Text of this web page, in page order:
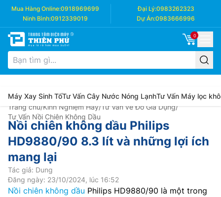
Mua Hàng Online:0918969699 Đại Lý:0983262323
Ninh Bình:0912339019 Dự Án:0983666996
0
Máy Xay Sinh TốTư Vấn Cây Nước Nóng LạnhTư Vấn Máy lọc
Trang chủ/Kinh Nghiệm Hay/Tư Vấn về Đồ Gia Dụng/
Tư Vấn Nồi Chiên Không Dầu
Nồi chiên không dầu Philips
HD9880/90 8.3 lít và những lợi ích
mang lại
Tác giả: Dung
Đăng ngày: 23/10/2024, lúc 16:52
Nồi chiên không dầu Philips HD9880/90 là một trong